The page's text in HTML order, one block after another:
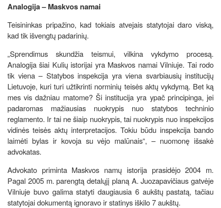
Analogija – Maskvos namai
Teisininkas pripažino, kad tokiais atvejais statytojai daro viską,
kad tik išvengtų padarinių.
„Sprendimus skundžia teismui, vilkina vykdymo procesą.
Analogija šiai Kulių istorijai yra Maskvos namai Vilniuje. Tai rodo
tik viena – Statybos inspekcija yra viena svarbiausių institucijų
Lietuvoje, kuri turi užtikrinti norminių teisės aktų vykdymą. Bet ką
mes vis dažniau matome? Ši institucija yra ypač principinga, jei
padaromas mažiausias nuokrypis nuo statybos techninio
reglamento. Ir tai ne šiaip nuokrypis, tai nuokrypis nuo inspekcijos
vidinės teisės aktų interpretacijos. Tokiu būdu inspekcija bando
laimėti bylas ir kovoja su vėjo malūnais“, – nuomonę išsakė
advokatas.
Advokato priminta Maskvos namų istorija prasidėjo 2004 m.
Pagal 2005 m. parengtą detalųjį planą A. Juozapavičiaus gatvėje
Vilniuje buvo galima statyti daugiausia 6 aukštų pastatą, tačiau
statytojai dokumentą ignoravo ir statinys iškilo 7 aukštų.